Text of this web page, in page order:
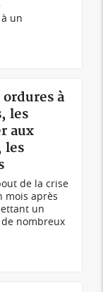
un
à
les
aux
les
de la crise
mois après
un
nombreux